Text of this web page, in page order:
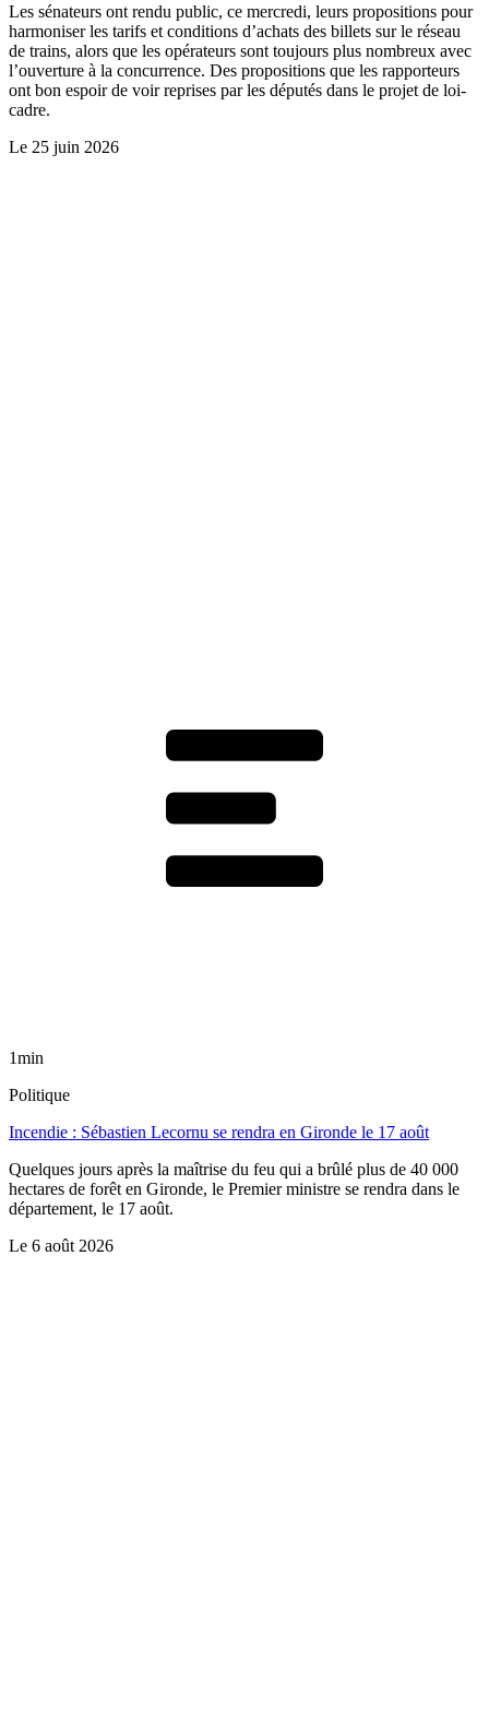
Les sénateurs ont rendu public, ce mercredi, leurs propositions pour
harmoniser les tarifs et conditions d’achats des billets sur le réseau
de trains, alors que les opérateurs sont toujours plus nombreux avec
l’ouverture à la concurrence. Des propositions que les rapporteurs
ont bon espoir de voir reprises par les députés dans le projet de loi-
cadre.
Le 25 juin 2026
1min
Politique
Incendie : Sébastien Lecornu se rendra en Gironde le 17 août
Quelques jours après la maîtrise du feu qui a brûlé plus de 40 000
hectares de forêt en Gironde, le Premier ministre se rendra dans le
département, le 17 août.
Le 6 août 2026